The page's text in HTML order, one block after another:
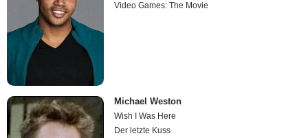
Video Games: The Movie
Michael Weston
Wish I Was Here
Der letzte Kuss